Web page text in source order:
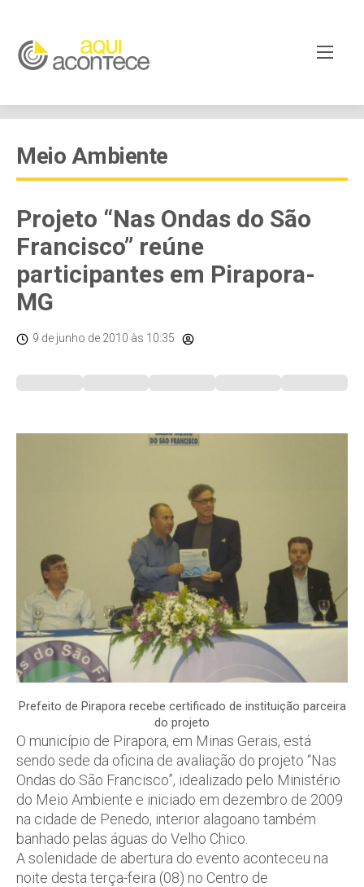
Meio Ambiente
Projeto “Nas Ondas do São
Francisco” reúne
participantes em Pirapora-
MG
9 de junho de 2010 às 10:35
Prefeito de Pirapora recebe certificado de instituição parceira
do projeto
O município de Pirapora, em Minas Gerais, está
sendo sede da oficina de avaliação do projeto “Nas
Ondas do São Francisco”, idealizado pelo Ministério
do Meio Ambiente e iniciado em dezembro de 2009
na cidade de Penedo, interior alagoano também
banhado pelas águas do Velho Chico.
A solenidade de abertura do evento aconteceu na
noite desta terça-feira (08) no Centro de